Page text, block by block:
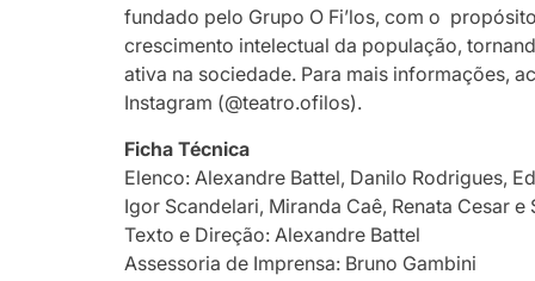
fundado pelo Grupo O Fi’los, com o
crescimento intelectual da população,
ativa na sociedade. Para mais informações,
Instagram (@teatro.ofilos).
Ficha Técnica
Elenco: Alexandre Battel, Danilo Rodrigues,
Igor Scandelari, Miranda Caê, Renata Cesar e
Texto e Direção: Alexandre Battel
Assessoria de Imprensa: Bruno Gambini